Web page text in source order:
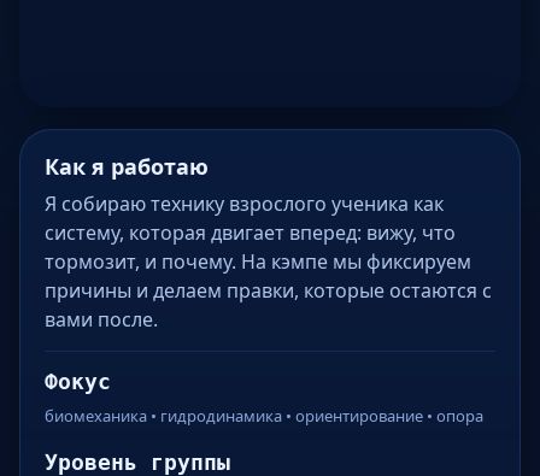
Как я работаю
Я собираю технику взрослого ученика как
систему, которая двигает вперед: вижу, что
тормозит, и почему. На кэмпе мы фиксируем
причины и делаем правки, которые остаются с
вами после.
Фокус
биомеханика • гидродинамика • ориентирование • опора
Уровень группы